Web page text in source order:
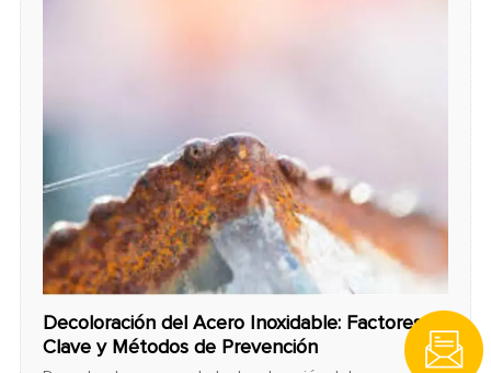
Decoloración del Acero Inoxidable: Factores
Clave y Métodos de Prevención